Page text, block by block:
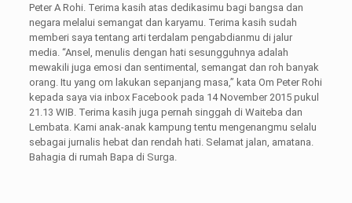
Peter A Rohi. Terima kasih atas dedikasimu bagi bangsa dan
negara melalui semangat dan karyamu. Terima kasih sudah
memberi saya tentang arti terdalam pengabdianmu di jalur
media. “Ansel, menulis dengan hati sesungguhnya adalah
mewakili juga emosi dan sentimental, semangat dan roh banyak
orang. Itu yang om lakukan sepanjang masa,” kata Om Peter Rohi
kepada saya via inbox Facebook pada 14 November 2015 pukul
21.13 WIB. Terima kasih juga pernah singgah di Waiteba dan
Lembata. Kami anak-anak kampung tentu mengenangmu selalu
sebagai jurnalis hebat dan rendah hati. Selamat jalan, amatana.
Bahagia di rumah Bapa di Surga.